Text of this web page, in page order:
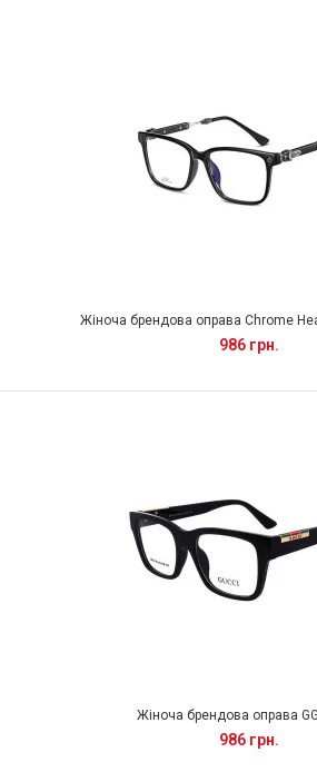
Жіноча брендова оправа Chrome
986 грн.
Жіноча брендова оправа
986 грн.